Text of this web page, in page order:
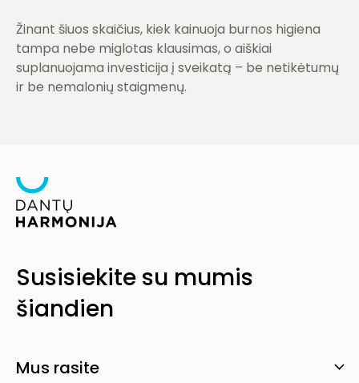
Žinant šiuos skaičius, kiek kainuoja burnos higiena
tampa nebe miglotas klausimas, o aiškiai
suplanuojama investicija į sveikatą – be netikėtumų
ir be nemalonių staigmenų.
Susisiekite su mumis
šiandien
Mus rasite
Šalia mūsų klinikos yra nemokama automobilių stovėjimo
aikštelė, kurią rasite prie pagrindinio įėjimo. Mokamas
parkavimo vietas
KAIP MUS RASTI?
08:00 - 20:00 val.
Šeštadieniais
(8-5) 27 222 11
UAB „Dantų harmonija – Dental Harmony”